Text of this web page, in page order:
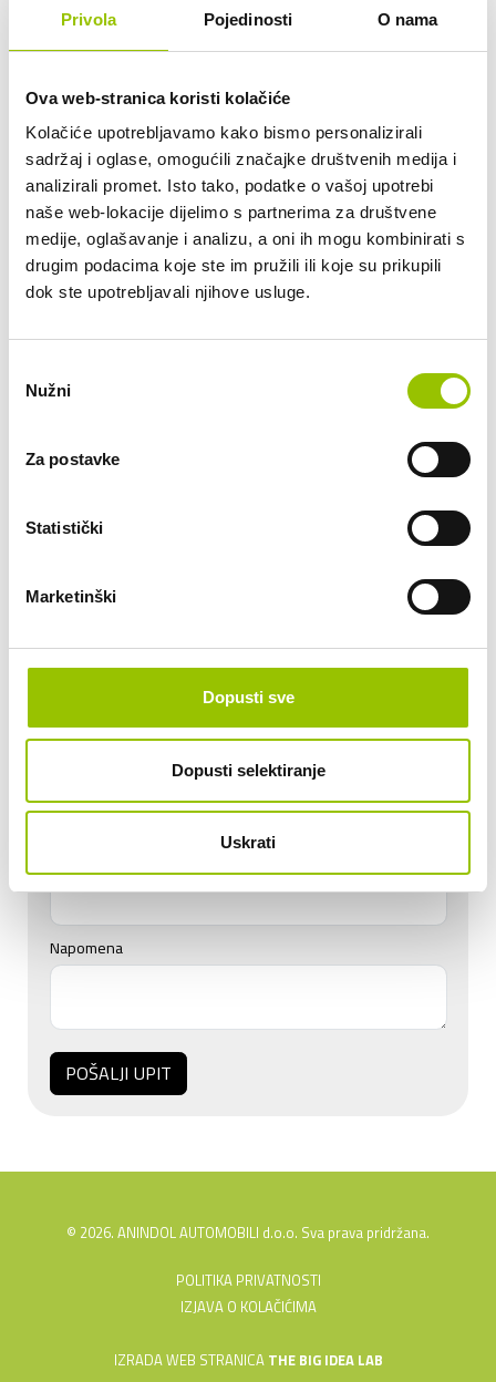
Privola Pojedinosti O nama
Ova web-stranica koristi kolačiće
Kolačiće upotrebljavamo kako bismo personalizirali
sadržaj i oglase, omogućili značajke društvenih medija i
analizirali promet. Isto tako, podatke o vašoj upotrebi
naše web-lokacije dijelimo s partnerima za društvene
medije, oglašavanje i analizu, a oni ih mogu kombinirati s
drugim podacima koje ste im pružili ili koje su prikupili
dok ste upotrebljavali njihove usluge.
pristanka
Nužni
Za postavke
Statistički
Marketinški
Dopusti sve
Dopusti selektiranje
Uskrati
CIJENA NAJMA PO DANU
90,00 EUR
OSIGURANJE PO DANU
25,00 EUR
Osiguranje osoba i kasko osiguranje s učešćem u šteti od 2.500,00 €
EUR
Moguća je doplata punog osiguranja.
Zanima li Vas ovaj automobil? Pošaljite
nam upit.
Izračun se odnosi na najam s preuzimanjem i vraćanjem vozila
Črnkovec, 10410 Velika Gorica – ukoliko želite neku drugu
sata.
Datum vraćanja vozila:
Vrijeme vraćanja vozila:
Napomena
POŠALJI UPIT
© 2026. ANINDOL AUTOMOBILI d.o.o. Sva prava pridržana.
POLITIKA PRIVATNOSTI
IZJAVA O KOLAČIĆIMA
IZRADA WEB STRANICA THE BIG IDEA LAB